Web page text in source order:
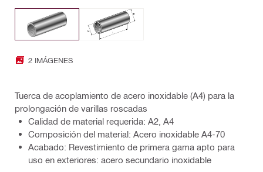
2 IMÁGENES
Tuerca de acoplamiento de acero inoxidable (A4) para la
prolongación de varillas roscadas
Calidad de material requerida: A2, A4
Composición del material: Acero inoxidable A4-70
Acabado: Revestimiento de primera gama apto para
uso en exteriores: acero secundario inoxidable